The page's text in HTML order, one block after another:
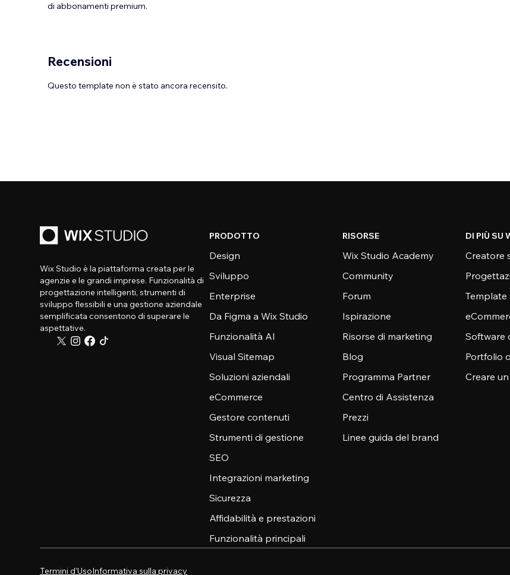
di abbonamenti premium.
Recensioni
Questo template non è stato ancora recensito.
Wix Studio è la piattaforma creata per le
agenzie e le grandi imprese. Funzionalità di
progettazione intelligenti, strumenti di
sviluppo flessibili e una gestione aziendale
semplificata consentono di superare le
aspettative.
PRODOTTO
Design
Sviluppo
Enterprise
Da Figma a Wix Studio
Funzionalità AI
Visual Sitemap
Soluzioni aziendali
eCommerce
Gestore contenuti
Strumenti di gestione
SEO
Integrazioni marketing
Sicurezza
Affidabilità e prestazioni
Funzionalità principali
RISORSE
Wix Studio Academy
Community
Forum
Ispirazione
Risorse di marketing
Blog
Programma Partner
Centro di Assistenza
Prezzi
Linee guida del brand
DI PIÙ SU
Creatore
Template
Software
Portfolio
Creare
Termini d'UsoInformativa sulla privacy